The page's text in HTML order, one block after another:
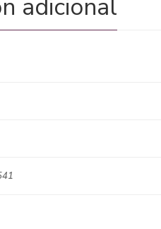
adicional